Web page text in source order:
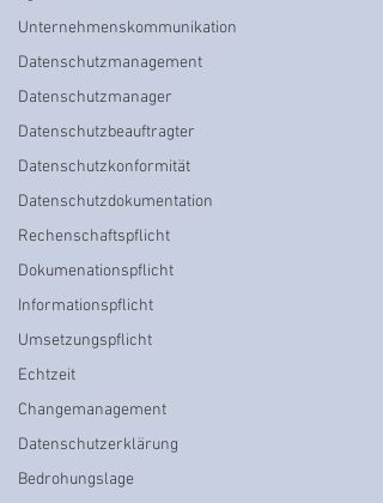
Unternehmenskommunikation
Datenschutzmanagement
Datenschutzmanager
Datenschutzbeauftragter
Datenschutzkonformität
Datenschutzdokumentation
Rechenschaftspflicht
Dokumenationspflicht
Informationspflicht
Umsetzungspflicht
Echtzeit
Changemanagement
Datenschutzerklärung
Bedrohungslage